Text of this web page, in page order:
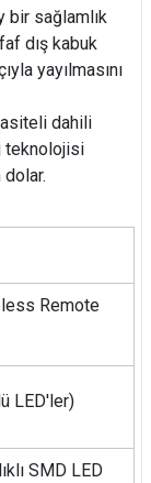
bir sağlamlık
dış kabuk
yayılmasını
dahili
teknolojisi
Remote
LED'ler)
SMD LED